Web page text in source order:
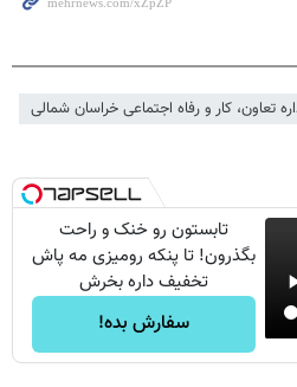
تعاون، کار و رفاه اجتماعی خراسان شمالی
تابستون رو خنک و راحت
بگذرون! تا پنکه رومیزی مه پاش
تخفیف داره بخرش
سفارش بده!